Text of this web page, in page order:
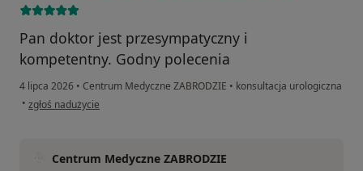
Pan doktor jest przesympatyczny i
kompetentny. Godny polecenia
4 lipca 2026 • Centrum Medyczne ZABRODZIE • konsultacja urologiczna
• w opinii użytkownika A R
zgłoś nadużycie
Centrum Medyczne ZABRODZIE